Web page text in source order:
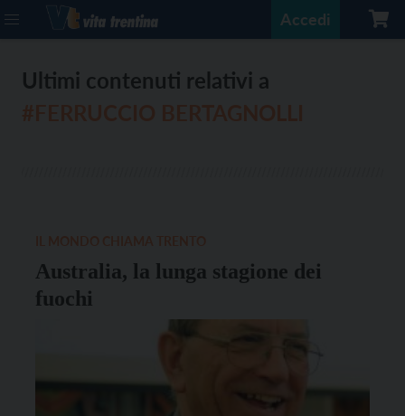
Accedi
Ultimi contenuti relativi a
Australia, la lunga stagione dei
fuochi